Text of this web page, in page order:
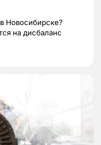
Новосибирске?
на дисбаланс